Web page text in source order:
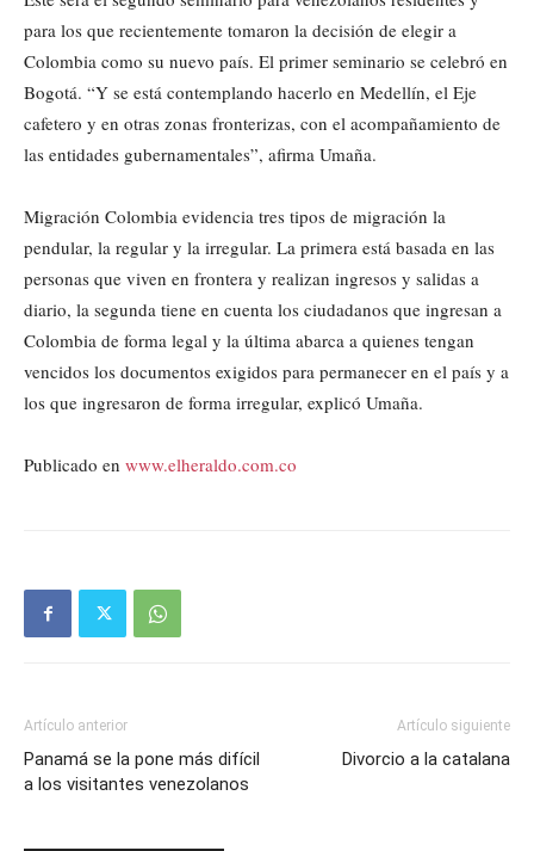
para los que recientemente tomaron la decisión de elegir a
Colombia como su nuevo país. El primer seminario se celebró en
Bogotá. “Y se está contemplando hacerlo en Medellín, el Eje
cafetero y en otras zonas fronterizas, con el acompañamiento de
las entidades gubernamentales”, afirma Umaña.
Migración Colombia evidencia tres tipos de migración la
pendular, la regular y la irregular. La primera está basada en las
personas que viven en frontera y realizan ingresos y salidas a
diario, la segunda tiene en cuenta los ciudadanos que ingresan a
Colombia de forma legal y la última abarca a quienes tengan
vencidos los documentos exigidos para permanecer en el país y a
los que ingresaron de forma irregular, explicó Umaña.
Publicado en www.elheraldo.com.co
Artículo anterior
Panamá se la pone más difícil
a los visitantes venezolanos
Artículo siguiente
Divorcio a la catalana